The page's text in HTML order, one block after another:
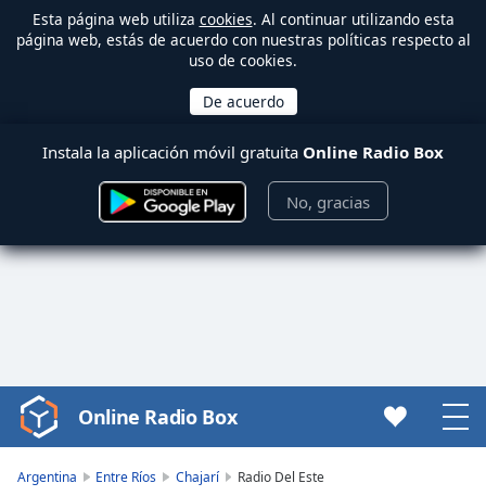
Esta página web utiliza cookies. Al continuar utilizando esta
página web, estás de acuerdo con nuestras políticas respecto al
uso de cookies.
Instala la aplicación móvil gratuita Online Radio Box
No, gracias
Video
Player
Online Radio Box
Argentina Entre Ríos Chajarí Radio Del Este